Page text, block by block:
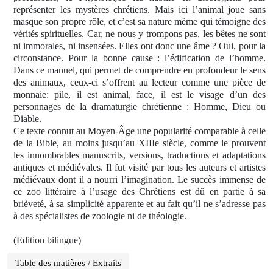
représenter les mystères chrétiens. Mais ici l’animal joue sans
masque son propre rôle, et c’est sa nature même qui témoigne des
vérités spirituelles. Car, ne nous y trompons pas, les bêtes ne sont
ni immorales, ni insensées. Elles ont donc une âme ? Oui, pour la
circonstance. Pour la bonne cause : l’édification de l’homme.
Dans ce manuel, qui permet de comprendre en profondeur le sens
des animaux, ceux-ci s’offrent au lecteur comme une pièce de
monnaie: pile, il est animal, face, il est le visage d’un des
personnages de la dramaturgie chrétienne : Homme, Dieu ou
Diable.
Ce texte connut au Moyen-Âge une popularité comparable à celle
de la Bible, au moins jusqu’au XIIIe siècle, comme le prouvent
les innombrables manuscrits, versions, traductions et adaptations
antiques et médiévales. Il fut visité par tous les auteurs et artistes
médiévaux dont il a nourri l’imagination. Le succès immense de
ce zoo littéraire à l’usage des Chrétiens est dû en partie à sa
brièveté, à sa simplicité apparente et au fait qu’il ne s’adresse pas
à des spécialistes de zoologie ni de théologie.
(Edition bilingue)
Table des matières / Extraits